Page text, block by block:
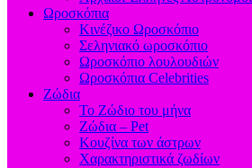
Ωροσκόπια
Κινέζικο Ωροσκόπιο
Σεληνιακό ωροσκόπιο
Ωροσκόπιο λουλουδιών
Ωροσκόπια Celebrities
Ζώδια
Το Ζώδιο του μήνα
Ζώδια – Pet
Κουζίνα των άστρων
Χαρακτηριστικά ζωδίων